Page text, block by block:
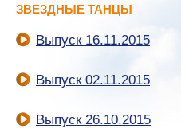
ЗВЕЗДНЫЕ ТАНЦЫ
Выпуск 16.11.2015
Выпуск 02.11.2015
Выпуск 26.10.2015